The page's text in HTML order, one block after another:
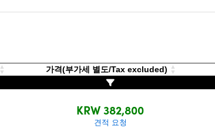
가격(부가세 별도/Tax excluded)
KRW 382,800
견적 요청